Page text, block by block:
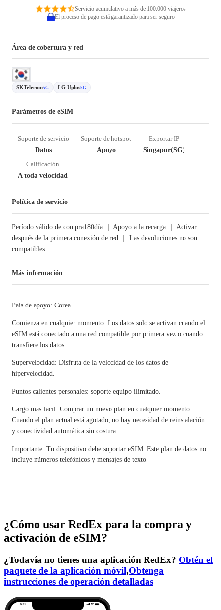
Servicio acumulativo a más de 100.000 viajeros
El proceso de pago está garantizado para ser seguro
Área de cobertura y red
SKTelecom5G LG Uplus5G
Parámetros de eSIM
Soporte de servicio
Datos
Soporte de hotspot
Apoyo
Exportar IP
Singapur(SG)
Calificación
A toda velocidad
Política de servicio
Período válido de compra180día ｜ Apoyo a la recarga ｜ Activar
después de la primera conexión de red ｜ Las devoluciones no son
compatibles.
Más información
País de apoyo: Corea.
Comienza en cualquier momento: Los datos solo se activan cuando el
eSIM está conectado a una red compatible por primera vez o cuando
transfiere los datos.
Supervelocidad: Disfruta de la velocidad de los datos de
hipervelocidad.
Puntos calientes personales: soporte equipo ilimitado.
Cargo más fácil: Comprar un nuevo plan en cualquier momento.
Cuando el plan actual está agotado, no hay necesidad de reinstalación
y conectividad automática sin costura.
Importante: Tu dispositivo debe soportar eSIM. Este plan de datos no
incluye números telefónicos y mensajes de texto.
¿Cómo usar RedEx para la compra y
activación de eSIM?
¿Todavía no tienes una aplicación RedEx? Obtén el
paquete de la aplicación móvil,Obtenga
instrucciones de operación detalladas